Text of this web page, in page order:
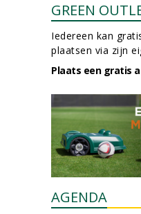
GREEN
Iedereen kan
plaatsen via zijn
Plaats een gratis
AGENDA